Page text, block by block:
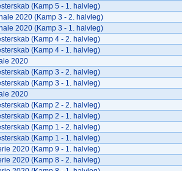
(Kamp 5 - 1. halvleg)
2020 (Kamp 3 - 2. halvleg)
2020 (Kamp 3 - 1. halvleg)
(Kamp 4 - 2. halvleg)
(Kamp 4 - 1. halvleg)
2020
(Kamp 3 - 2. halvleg)
(Kamp 3 - 1. halvleg)
2020
(Kamp 2 - 2. halvleg)
(Kamp 2 - 1. halvleg)
(Kamp 1 - 2. halvleg)
(Kamp 1 - 1. halvleg)
2020 (Kamp 9 - 1. halvleg)
2020 (Kamp 8 - 2. halvleg)